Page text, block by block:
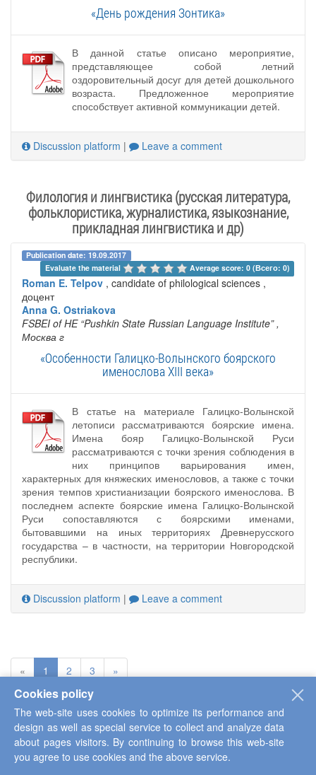
«День рождения Зонтика»
В данной статье описано мероприятие,
представляющее собой летний
оздоровительный досуг для детей дошкольного
возраста. Предложенное мероприятие
способствует активной коммуникации детей.
Discussion platform | Leave a comment
Филология и лингвистика (русская литература,
фольклористика, журналистика, языкознание,
прикладная лингвистика и др)
Publication date: 19.09.2017
Evaluate the material
Average score: 0 (Всего: 0)
Roman E. Telpov , candidate of philological sciences ,
доцент
Anna G. Ostriakova
FSBEI of HE “Pushkin State Russian Language Institute” ,
Москва г
«Особенности Галицко-Волынского боярского
именослова XIII века»
В статье на материале Галицко-Волынской
летописи рассматриваются боярские имена.
Имена бояр Галицко-Волынской Руси
рассматриваются с точки зрения соблюдения в
них принципов варьирования имен,
характерных для княжеских именословов, а также с точки
зрения темпов христианизации боярского именослова. В
последнем аспекте боярские имена Галицко-Волынской
Руси сопоставляются с боярскими именами,
бытовавшими на иных территориях Древнерусского
государства – в частности, на территории Новгородской
республики.
Discussion platform | Leave a comment
« 1 2 3 »
CONTACTS
428000, Cheboksary, ul. Grazhdanskaya, House 75
telephone: +7 (8352) 222-490
Cookies policy
The web-site uses cookies to optimize its performance and
design as well as special service to collect and analyze data
about pages visitors. By continuing to browse this web-site
you agree to use cookies and the above service.